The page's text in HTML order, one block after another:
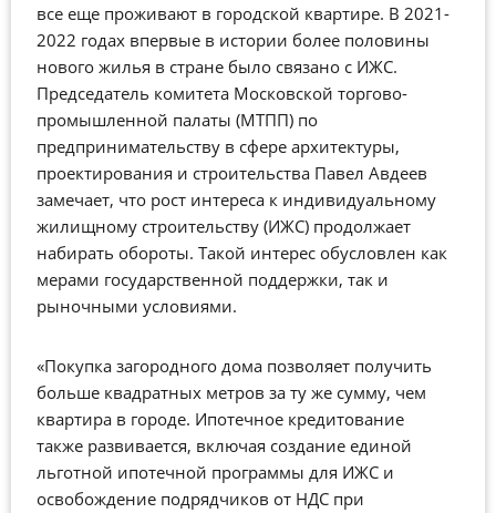
все еще проживают в городской квартире. В 2021-
2022 годах впервые в истории более половины
нового жилья в стране было связано с ИЖС.
Председатель комитета Московской торгово-
промышленной палаты (МТПП) по
предпринимательству в сфере архитектуры,
проектирования и строительства Павел Авдеев
замечает, что рост интереса к индивидуальному
жилищному строительству (ИЖС) продолжает
набирать обороты. Такой интерес обусловлен как
мерами государственной поддержки, так и
рыночными условиями.
«Покупка загородного дома позволяет получить
больше квадратных метров за ту же сумму, чем
квартира в городе. Ипотечное кредитование
также развивается, включая создание единой
льготной ипотечной программы для ИЖС и
освобождение подрядчиков от НДС при